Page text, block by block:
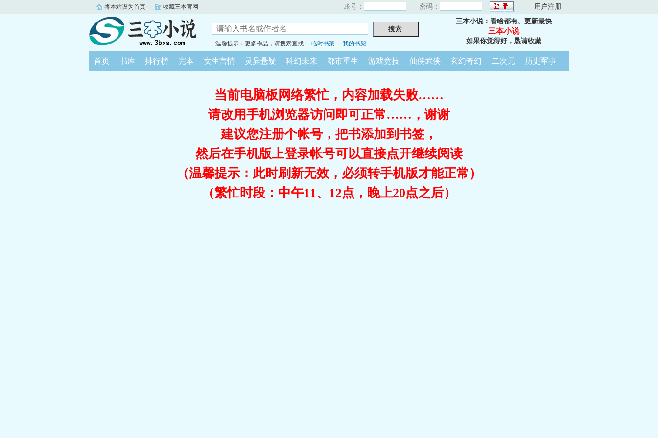
将本站设为首页 收藏三本官网 账号： 密码： 用户注册
温馨提示：更多作品，请搜索查找 临时书架 我的书架
三本小说：看啥都有、更新最快
三本小说
如果你觉得好，恳请收藏
首页 书库 排行榜 完本 女生言情 灵异悬疑 科幻未来 都市重生 游戏竞技 仙侠武侠 玄幻奇幻 二次元 历史军事
当前电脑板网络繁忙，内容加载失败……
请改用手机浏览器访问即可正常……，谢谢
建议您注册个帐号，把书添加到书签，
然后在手机版上登录帐号可以直接点开继续阅读
（温馨提示：此时刷新无效，必须转手机版才能正常）
（繁忙时段：中午11、12点，晚上20点之后）